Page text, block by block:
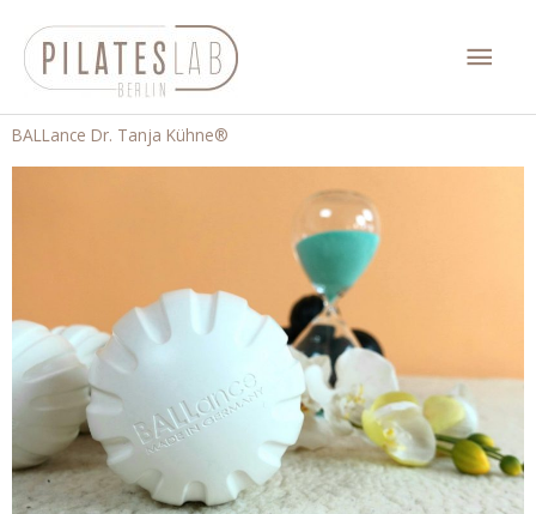
Inhalt
springen
BALLance Dr. Tanja Kühne®